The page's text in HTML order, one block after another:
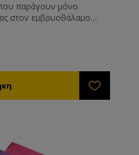
παράγουν μόνο
στον εμβρυοθάλαμο
θα δημιουργηθούν
κηφήνες. Αυτό είναι
αντιμετώπιση της
το πλαίσιο με τον
η βασίλισσα και
μέθοδο γονιμοποίησης